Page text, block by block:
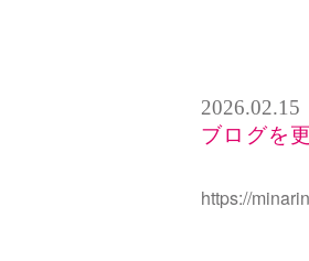
2026.02.15
ブログを
https://